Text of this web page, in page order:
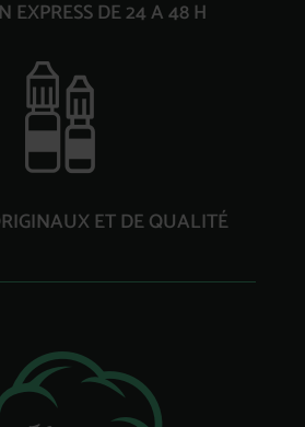
EXPRESS DE 24 A 48 H
ET DE QUALITÉ